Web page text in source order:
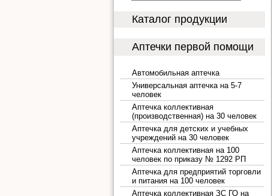
Каталог продукции
Аптечки первой помощи
Автомобильная аптечка
Универсальная аптечка на 5-7
человек
Аптечка коллективная
(производственная) на 30 человек
Аптечка для детских и учебных
учреждений на 30 человек
Аптечка коллективная на 100
человек по приказу № 1292 РП
Аптечка для предприятий торговли
и питания на 100 человек
Аптечка коллективная ЗС ГО на